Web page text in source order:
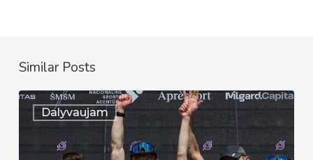
Similar Posts
Dalyvaujam
Auksinis
pasirodymas
Lietuvos